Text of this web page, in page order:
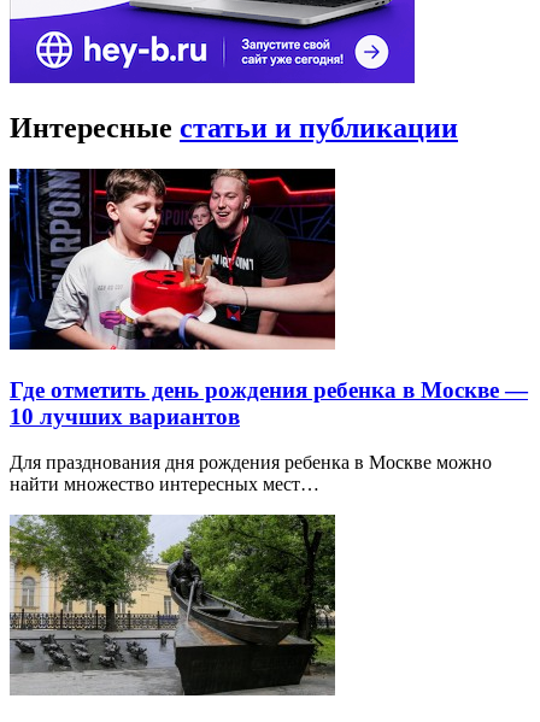
Интересные статьи и публикации
Где отметить день рождения ребенка в Москве —
10 лучших вариантов
Для празднования дня рождения ребенка в Москве можно
найти множество интересных мест…